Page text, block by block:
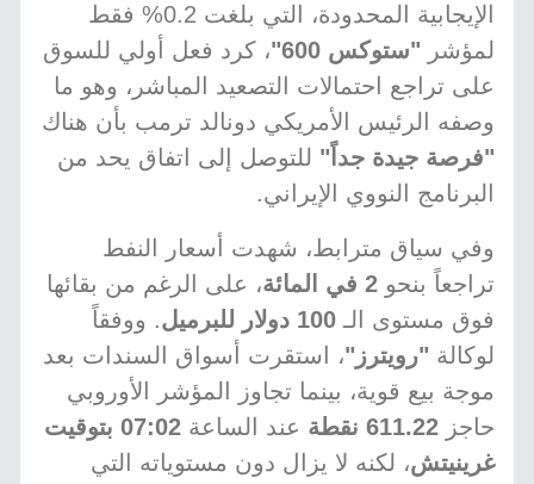
الإيجابية المحدودة، التي بلغت 0.2% فقط
لمؤشر "ستوكس 600"
، كرد فعل أولي للسوق
على تراجع احتمالات التصعيد المباشر، وهو ما
وصفه الرئيس الأمريكي دونالد ترمب بأن هناك
"فرصة جيدة جداً" للتوصل إلى اتفاق يحد من
البرنامج النووي الإيراني.
وفي سياق مترابط، شهدت أسعار النفط
تراجعاً بنحو 2 في المائة
، على الرغم من بقائها
فوق مستوى الـ 100 دولار للبرميل
. ووفقاً
لوكالة "رويترز"، استقرت أسواق السندات بعد
موجة بيع قوية، بينما تجاوز المؤشر الأوروبي
حاجز 611.22 نقطة عند الساعة
07:02 بتوقيت
غرينيتش، لكنه لا يزال دون مستوياته التي